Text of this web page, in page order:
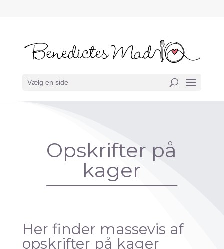
Vælg en side
Opskrifter på
kager
Her finder massevis af
opskrifter på kager